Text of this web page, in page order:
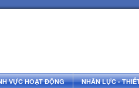
VỰC HOẠT ĐỘNG NHÂN LỰC -